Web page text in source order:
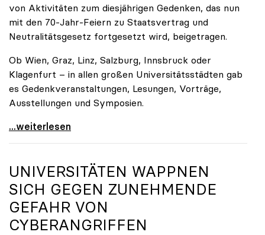
von Aktivitäten zum diesjährigen Gedenken, das nun
mit den 70-Jahr-Feiern zu Staatsvertrag und
Neutralitätsgesetz fortgesetzt wird, beigetragen.
Ob Wien, Graz, Linz, Salzburg, Innsbruck oder
Klagenfurt – in allen großen Universitätsstädten gab
es Gedenkveranstaltungen, Lesungen, Vorträge,
Ausstellungen und Symposien.
uniko-Präsidentin Brigitte Hütter zu Gedenkjahr:
...weiterlesen
UNIVERSITÄTEN WAPPNEN
SICH GEGEN ZUNEHMENDE
GEFAHR VON
CYBERANGRIFFEN